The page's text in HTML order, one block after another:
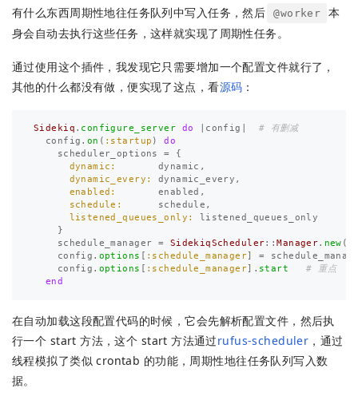
有什么东西周期性地往任务队列中写入任务，然后
@worker
本
身会自动去执行这些任务，这样就实现了周期性任务。
通过使用这个插件，我发现它只需要增加一个配置文件就行了，
其他的什么都没有做，便实现了这点，看源码 ：
Sidekiq . configure_server do config
# 有删减
config . on ( :startup )
do
scheduler_options
=
{
dynamic: dynamic ,
dynamic_every: dynamic_every ,
enabled: enabled ,
schedule: schedule ,
listened_queues_only: listened_queues_only
}
schedule_manager
= SidekiqScheduler::Manager. new (
config . options [ :schedule_manager] =
config . options [ :schedule_manager]. start
# 重点
end
在自动加载这段配置代码的时候，它会先解析配置文件，然后执
行一个 start 方法，这个 start 方法通过rufus-scheduler ，通过
线程模拟了类似 crontab 的功能，周期性地往任务队列写入数
据。